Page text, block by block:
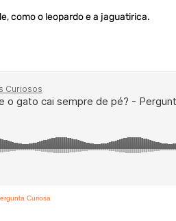
como o leopardo e a jaguatirica.
Curiosa